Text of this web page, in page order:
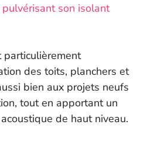
son isolant
particulièrement
des toits, planchers et
bien aux projets neufs
tout en apportant un
de haut niveau.